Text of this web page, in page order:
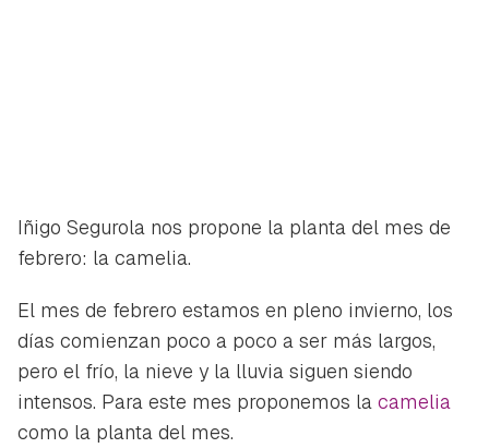
Iñigo Segurola nos propone la planta del mes de
febrero: la camelia.
El mes de febrero estamos en pleno invierno, los
días comienzan poco a poco a ser más largos,
pero el frío, la nieve y la lluvia siguen siendo
intensos. Para este mes proponemos la camelia
como la planta del mes.